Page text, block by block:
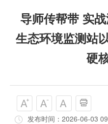
导师传帮带 实
生态环境监测站
硬
发布时间：2026-06-03